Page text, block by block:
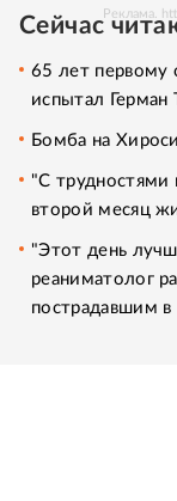
Реклама.
Сейчас
65 лет первому
испытал Герман
Бомба на
"С трудностями
второй месяц
"Этот день
реаниматолог
пострадавшим